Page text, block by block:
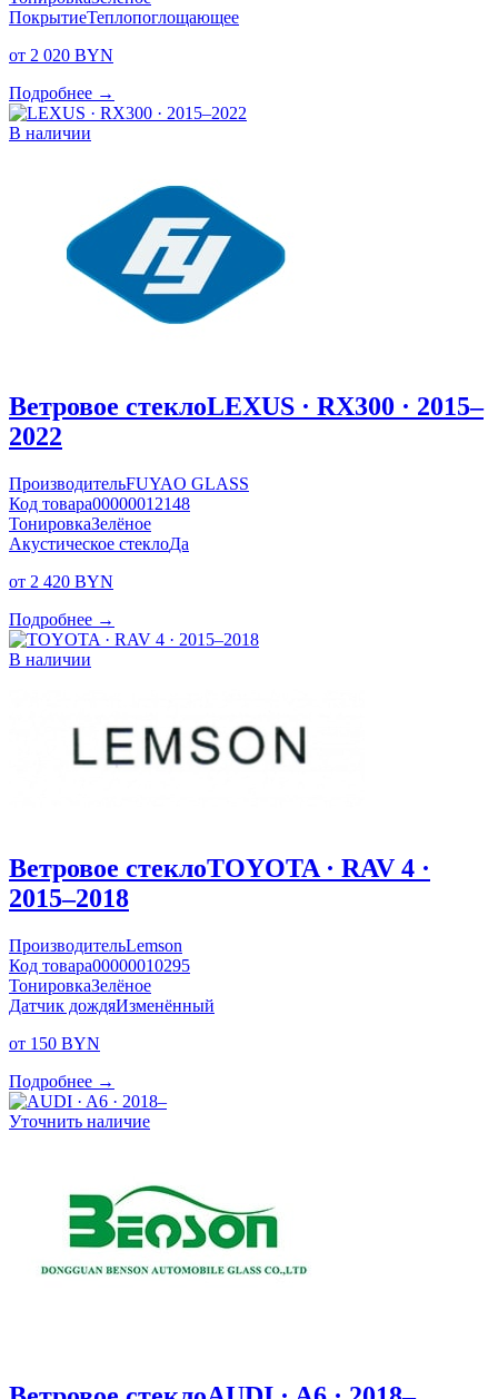
ПокрытиеТеплопоглощающее
от 2 020 BYN
Подробнее →
В наличии
Ветровое стеклоLEXUS · RX300 · 2015–
2022
ПроизводительFUYAO GLASS
Код товара00000012148
ТонировкаЗелёное
Акустическое стеклоДа
от 2 420 BYN
Подробнее →
В наличии
Ветровое стеклоTOYOTA · RAV 4 ·
2015–2018
ПроизводительLemson
Код товара00000010295
ТонировкаЗелёное
Датчик дождяИзменённый
от 150 BYN
Подробнее →
Уточнить наличие